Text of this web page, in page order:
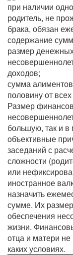
при наличии
родитель, не
брака, обязан
содержание
размер
доходов;
сумма
половину от
Размер
большую, так и в
объективные
заседаний с
сложности
или
иностранное
назначить
сумме. Их
обеспечения
жизни.
отца и матери
каких условиях.